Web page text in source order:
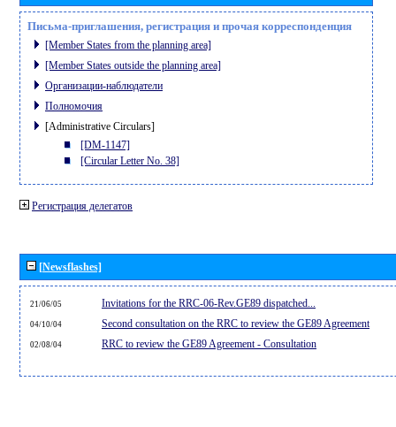
Письма-приглашения, регистрация и прочая корреспонденция
[Member States from the planning area]
[Member States outside the planning area]
Организации-наблюдатели
Полномочия
[Administrative Circulars]
[DM-1147]
[Circular Letter No. 38]
Регистрация делегатов
[Newsflashes]
21/06/05 Invitations for the RRC-06-Rev.GE89 dispatched...
04/10/04 Second consultation on the RRC to review the GE89 Agreement
02/08/04 RRC to review the GE89 Agreement - Consultation